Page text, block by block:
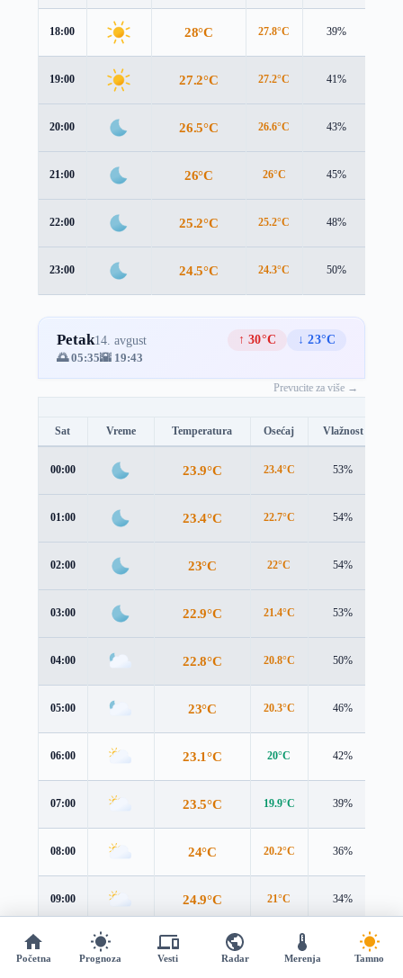
18:00 28°C 27.8°C 39%
19:00 27.2°C 27.2°C 41%
20:00 26.5°C 26.6°C 43%
21:00 26°C 26°C 45%
22:00 25.2°C 25.2°C 48%
23:00 24.5°C 24.3°C 50%
Petak14. avgust ↑ 30°C
↓ 23°C
🌅 05:35🌇 19:43
Prevucite za više →
Sat Vreme Temperatura Osećaj Vlažnost
00:00 23.9°C 23.4°C 53%
01:00 23.4°C 22.7°C 54%
02:00 23°C 22°C 54%
03:00 22.9°C 21.4°C 53%
04:00 22.8°C 20.8°C 50%
05:00 23°C 20.3°C 46%
06:00 23.1°C 20°C 42%
07:00 23.5°C 19.9°C 39%
08:00 24°C 20.2°C 36%
09:00 24.9°C 21°C 34%
Početna Prognoza Vesti Radar Merenja Tamno